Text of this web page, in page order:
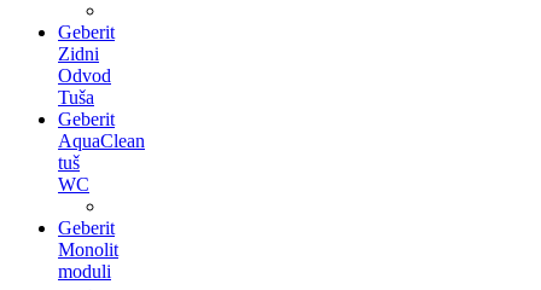
Geberit
Zidni
Odvod
Tuša
Geberit
AquaClean
tuš
WC
Geberit
Monolit
moduli